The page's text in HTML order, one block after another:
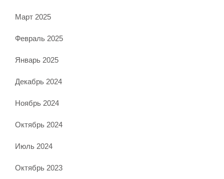
Март 2025
Февраль 2025
Январь 2025
Декабрь 2024
Ноябрь 2024
Октябрь 2024
Июль 2024
Октябрь 2023